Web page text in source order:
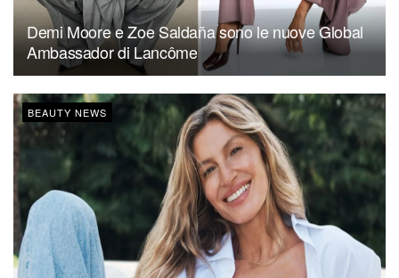
Demi Moore e Zoe Saldaña sono le nuove Global
Ambassador di Lancôme
BEAUTY NEWS